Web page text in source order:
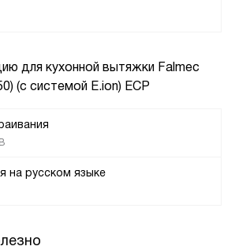
для кухонной вытяжки Falmec
(с системой E.ion) ECP
на русском языке